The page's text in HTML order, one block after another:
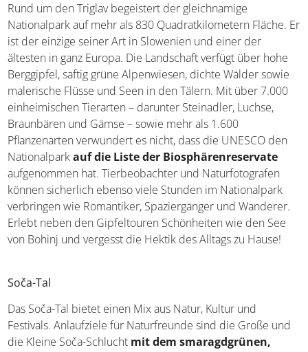
Rund um den Triglav begeistert der gleichnamige
Nationalpark auf mehr als 830 Quadratkilometern Fläche. Er
ist der einzige seiner Art in Slowenien und einer der
ältesten in ganz Europa. Die Landschaft verfügt über hohe
Berggipfel, saftig grüne Alpenwiesen, dichte Wälder sowie
malerische Flüsse und Seen in den Tälern. Mit über 7.000
einheimischen Tierarten – darunter Steinadler, Luchse,
Braunbären und Gämse – sowie mehr als 1.600
Pflanzenarten verwundert es nicht, dass die UNESCO den
Nationalparkauf die Liste der Biosphärenreservate
aufgenommen hat. Tierbeobachter und Naturfotografen
können sicherlich ebenso viele Stunden im Nationalpark
verbringen wie Romantiker, Spaziergänger und Wanderer.
Erlebt neben den Gipfeltouren Schönheiten wie den See
von Bohinj und vergesst die Hektik des Alltags zu Hause!
Soča-Tal
Das Soča-Tal bietet einen Mix aus Natur, Kultur und
Festivals. Anlaufziele für Naturfreunde sind die Große und
die Kleine Soča-Schlucht mit dem smaragdgrünen,